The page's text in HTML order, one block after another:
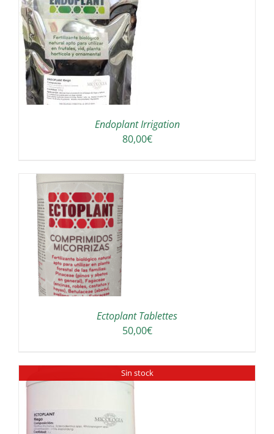
Endoplant Irrigation
80,00€
Ectoplant Tablettes
50,00€
Sin stock